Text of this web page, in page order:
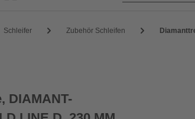
Schleifer Zubehör Schleifen
DIAMANT-